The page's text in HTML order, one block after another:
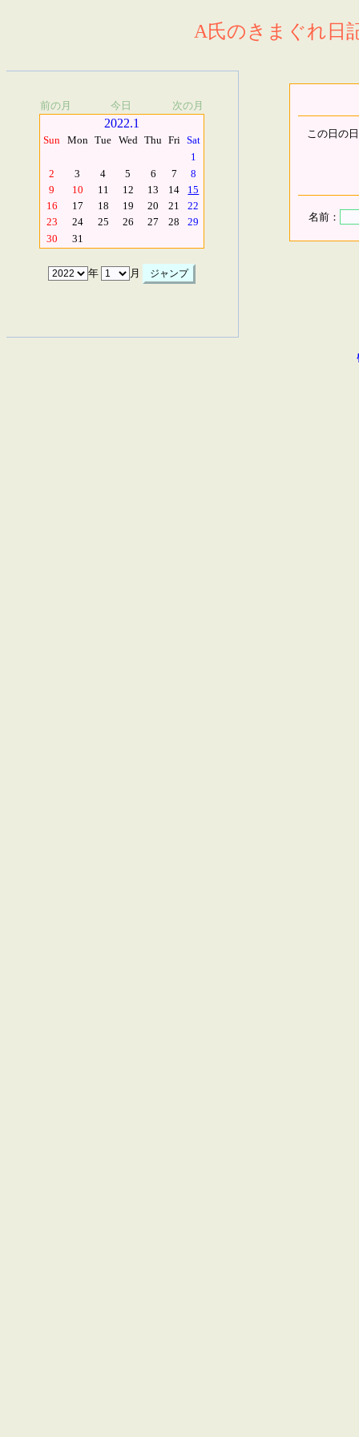
A氏のきまぐれ日
前の月 今日 次の月
2022.1
Sun Mon Tue Wed Thu Fri Sat
1
2
3 4 5 6 7
8
9
10 11 12 13 14
15
16
17 18 19 20 21
22
23
24 25 26 27 28
29
30
31
年 月
この日の
名前：